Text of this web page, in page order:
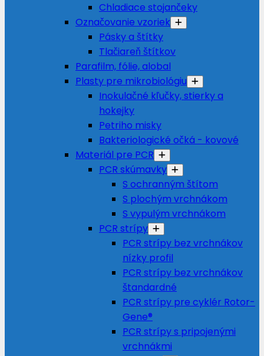
Chladiace stojančeky
Označovanie vzoriek
Pásky a štítky
Tlačiareň štítkov
Parafilm, fólie, alobal
Plasty pre mikrobiológiu
Inokulačné kľučky, stierky a
hokejky
Petriho misky
Bakteriologické očká - kovové
Materiál pre PCR
PCR skúmavky
S ochranným štítom
S plochým vrchnákom
S vypulým vrchnákom
PCR strípy
PCR strípy bez vrchnákov
nízky profil
PCR strípy bez vrchnákov
štandardné
PCR strípy pre cyklér Rotor-
Gene®
PCR strípy s pripojenými
vrchnákmi